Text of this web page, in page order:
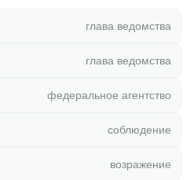
глава ведомства
глава ведомства
федеральное агентство
соблюдение
возражение